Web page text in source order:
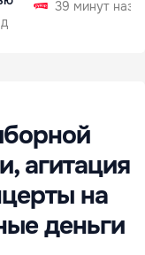
39 минут
агитация
на
деньги